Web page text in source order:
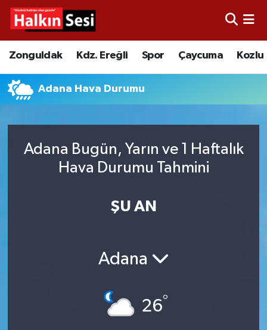
Zonguldak Kdz. Ereğli Spor Çaycuma Kozlu
Adana Hava Durumu
Adana Bugün, Yarın ve 1 Haftalık
Hava Durumu Tahmini
ŞU AN
Adana
26°
Video
Yazarlar
Çaycuma
KDZ. Ereğli
Alaplı
Merkez Hava Durumu
Merkez Trafik Yoğunluk Haritası
Tüm Manşetler